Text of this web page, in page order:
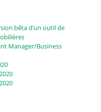
bêta d’un outil de
Manager/Business